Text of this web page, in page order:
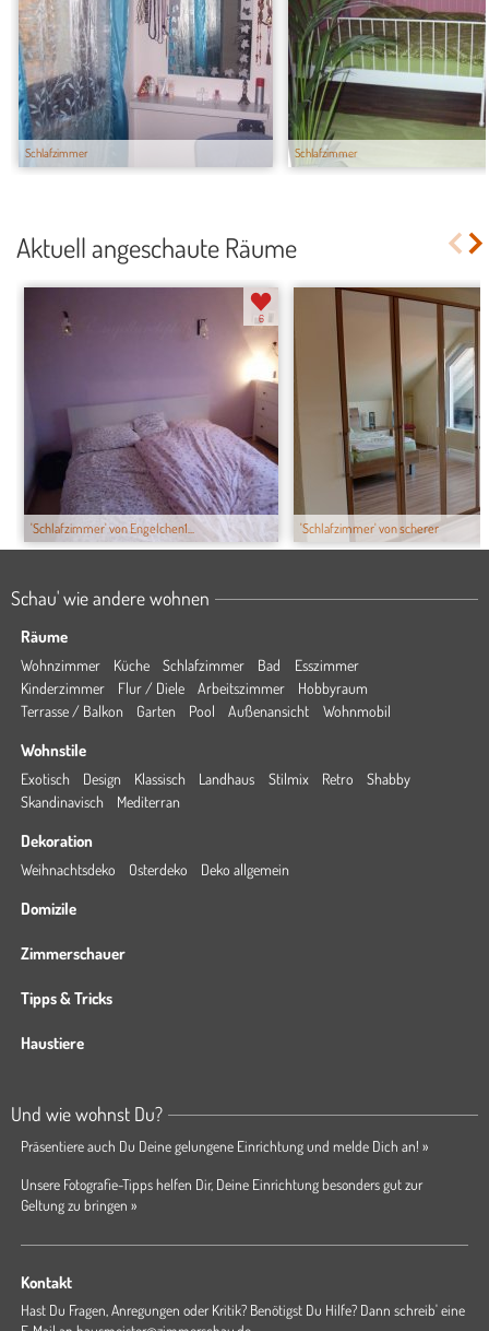
Schlafzimmer Schlafzimmer
Aktuell angeschaute Räume
'Schlafzimmer' von Engelchen1...
6
'Schlafzimmer' von scherer
Schau' wie andere wohnen
Räume
Wohnzimmer Küche Schlafzimmer Bad
Esszimmer
Kinderzimmer
Flur / Diele Arbeitszimmer
Hobbyraum
Terrasse / Balkon
Garten Pool Außenansicht Wohnmobil
Wohnstile
Exotisch Design Klassisch Landhaus Stilmix Retro
Shabby
Skandinavisch
Mediterran
Dekoration
Weihnachtsdeko Osterdeko Deko allgemein
Domizile
Zimmerschauer
Tipps & Tricks
Haustiere
Und wie wohnst Du?
Präsentiere auch Du Deine gelungene Einrichtung und melde Dich an! »
Unsere Fotografie-Tipps helfen Dir, Deine Einrichtung besonders gut zur
Geltung zu bringen »
Kontakt
Hast Du Fragen, Anregungen oder Kritik? Benötigst Du Hilfe? Dann schreib' eine